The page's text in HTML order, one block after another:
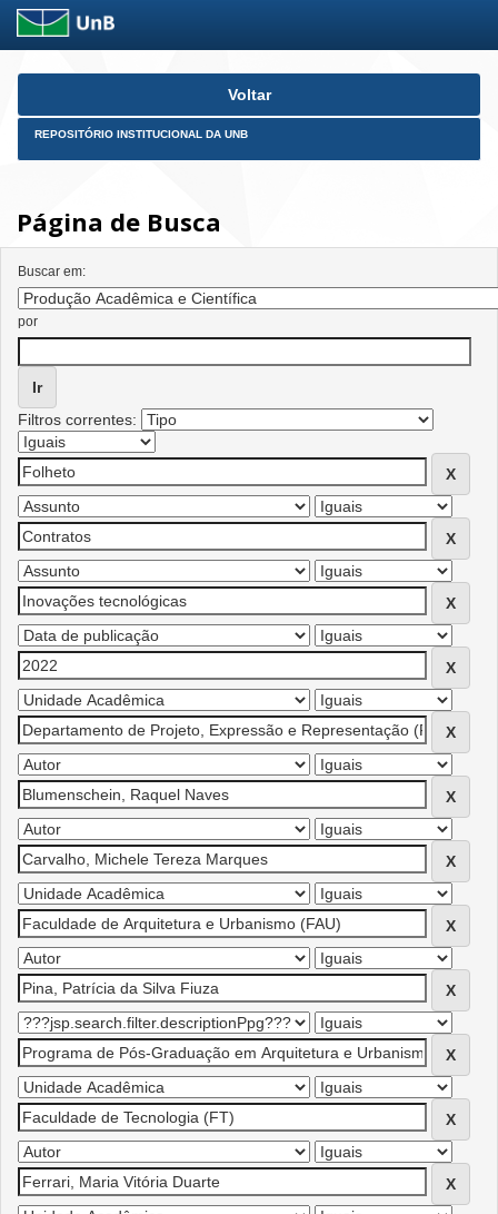
Skip
Voltar
REPOSITÓRIO INSTITUCIONAL DA UNB
Página de Busca
Buscar em:
por
Filtros correntes: